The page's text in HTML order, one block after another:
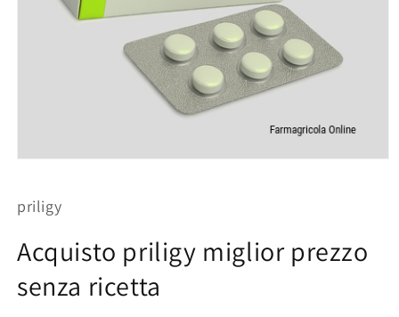
1
in
modale
priligy
Acquisto priligy miglior prezzo
senza ricetta